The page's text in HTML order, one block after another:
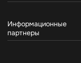
Информационные
партнеры